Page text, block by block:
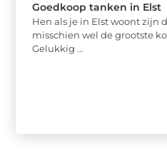
Goedkoop tanken in Elst
Hen als je in Elst woont zijn
misschien wel de grootste
Gelukkig ...